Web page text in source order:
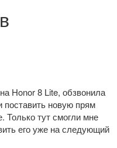
Honor 8 Lite, обзвонила
поставить новую прям
Только тут смогли мне
его уже на следующий